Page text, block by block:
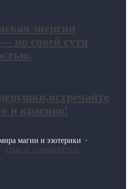
энергии
по своей сути
и красиво!
магии и эзотерики ·
Тема от GoodwinPress